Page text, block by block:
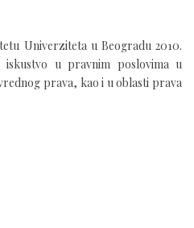
Univerziteta u Beogradu 2010.
iskustvo u pravnim poslovima u
prava, kao i u oblasti prava